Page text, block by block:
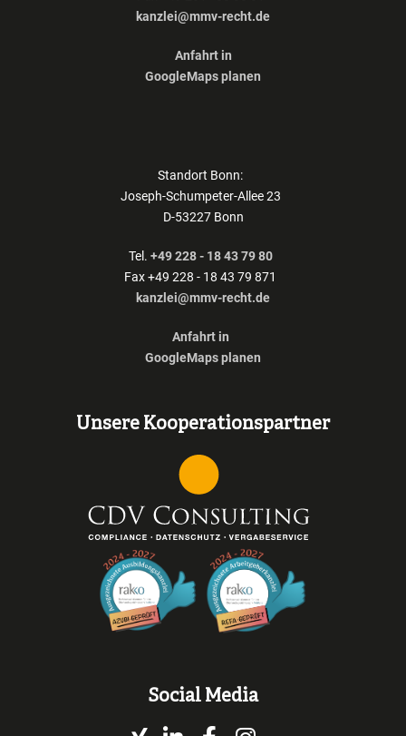
kanzlei@mmv-recht.de
Anfahrt in
GoogleMaps planen
Standort Bonn:
Joseph-Schumpeter-Allee 23
D-53227 Bonn
Tel. +49 228 - 18 43 79 80
Fax +49 228 - 18 43 79 871
kanzlei@mmv-recht.de
Anfahrt in
GoogleMaps planen
Unsere Kooperationspartner
Social Media